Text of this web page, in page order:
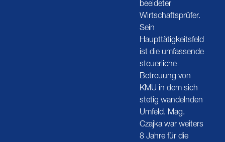
beeideter
Wirtschaftsprüfer.
Sein
Haupttätigkeitsfeld
ist die umfassende
steuerliche
Betreuung von
KMU in dem sich
stetig wandelnden
Umfeld. Mag.
Czajka war weiters
8 Jahre für die